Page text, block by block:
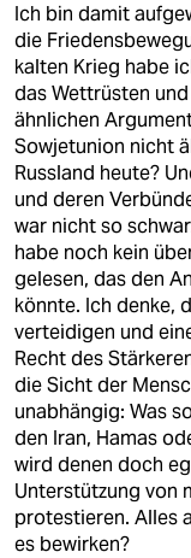
Ich bin damit
die
kalten Krieg habe
das Wettrüsten
ähnlichen
Sowjetunion nicht
Russland heute?
und deren
war nicht so
habe noch kein
gelesen, das den
könnte. Ich denke,
verteidigen und
Recht des
die Sicht der
unabhängig: Was
den Iran, Hamas
wird denen doch
Unterstützung von
protestieren. Alles
es bewirken?